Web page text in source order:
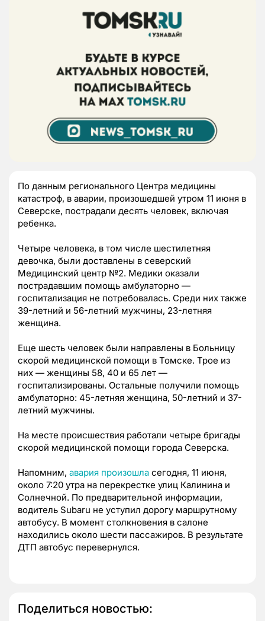
По данным регионального Центра медицины
катастроф, в аварии, произошедшей утром 11 июня в
Северске, пострадали десять человек, включая
ребенка.
Четыре человека, в том числе шестилетняя
девочка, были доставлены в северский
Медицинский центр №2. Медики оказали
пострадавшим помощь амбулаторно —
госпитализация не потребовалась. Среди них также
39-летний и 56-летний мужчины, 23-летняя
женщина.
Еще шесть человек были направлены в Больницу
скорой медицинской помощи в Томске. Трое из
них — женщины 58, 40 и 65 лет —
госпитализированы. Остальные получили помощь
амбулаторно: 45-летняя женщина, 50-летний и 37-
летний мужчины.
На месте происшествия работали четыре бригады
скорой медицинской помощи города Северска.
Напомним, авария произошла сегодня, 11 июня,
около 7:20 утра на перекрестке улиц Калинина и
Солнечной. По предварительной информации,
водитель Subaru не уступил дорогу маршрутному
автобусу. В момент столкновения в салоне
находились около шести пассажиров. В результате
ДТП автобус перевернулся.
Поделиться новостью: